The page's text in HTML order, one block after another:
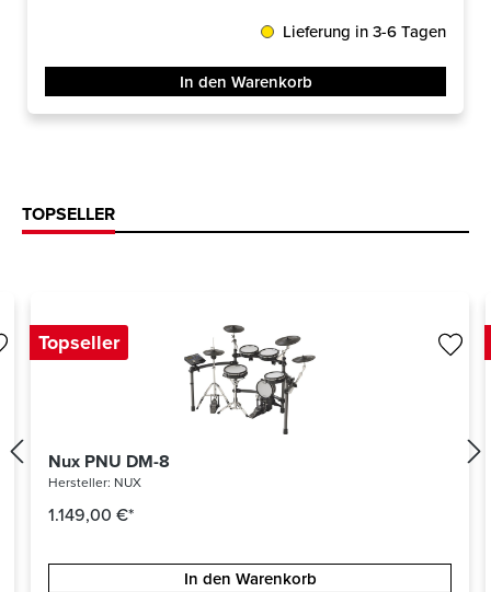
Lieferung in 3-6 Tagen
In den Warenkorb
TOPSELLER
Topseller
Nux PNU DM-8
Hersteller: NUX
1.149,00 €*
In den Warenkorb